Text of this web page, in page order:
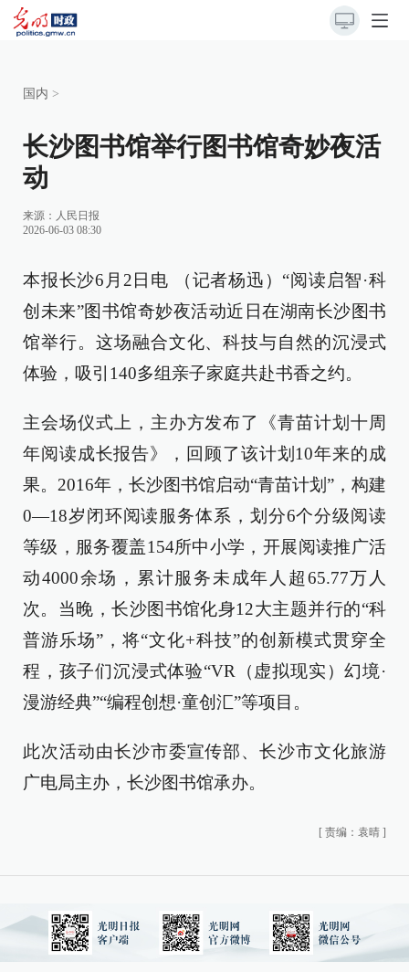
国内 >
长沙图书馆举行图书馆奇妙夜活
动
来源： 人民日报
2026-06-03 08:30
本报长沙6月2日电 （记者杨迅）“阅读启智·科
创未来”图书馆奇妙夜活动近日在湖南长沙图书
馆举行。这场融合文化、科技与自然的沉浸式
体验，吸引140多组亲子家庭共赴书香之约。
主会场仪式上，主办方发布了《青苗计划十周
年阅读成长报告》，回顾了该计划10年来的成
果。2016年，长沙图书馆启动“青苗计划”，构建
0—18岁闭环阅读服务体系，划分6个分级阅读
等级，服务覆盖154所中小学，开展阅读推广活
动4000余场，累计服务未成年人超65.77万人
次。当晚，长沙图书馆化身12大主题并行的“科
普游乐场”，将“文化+科技”的创新模式贯穿全
程，孩子们沉浸式体验“VR（虚拟现实）幻境·
漫游经典”“编程创想·童创汇”等项目。
此次活动由长沙市委宣传部、长沙市文化旅游
广电局主办，长沙图书馆承办。
[ 责编：袁晴 ]